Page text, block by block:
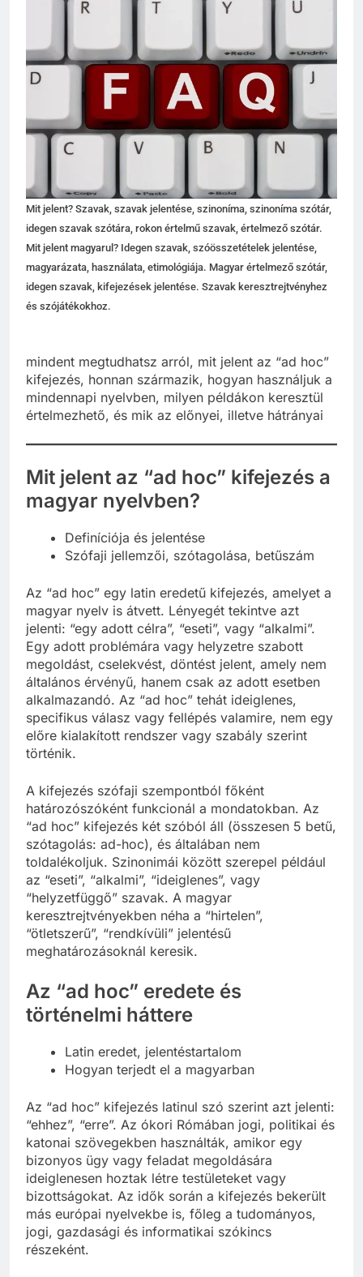
Mit jelent? Szavak, szavak jelentése, szinoníma, szinoníma szótár,
idegen szavak szótára, rokon értelmű szavak, értelmező szótár.
Mit jelent magyarul? Idegen szavak, szóösszetételek jelentése,
magyarázata, használata, etimológiája. Magyar értelmező szótár,
idegen szavak, kifejezések jelentése. Szavak keresztrejtvényhez
és szójátékokhoz.
mindent megtudhatsz arról, mit jelent az “ad hoc”
kifejezés, honnan származik, hogyan használjuk a
mindennapi nyelvben, milyen példákon keresztül
értelmezhető, és mik az előnyei, illetve hátrányai
Mit jelent az “ad hoc” kifejezés a
magyar nyelvben?
Definíciója és jelentése
Szófaji jellemzői, szótagolása, betűszám
Az “ad hoc” egy latin eredetű kifejezés, amelyet a
magyar nyelv is átvett. Lényegét tekintve azt
jelenti: “egy adott célra”, “eseti”, vagy “alkalmi”.
Egy adott problémára vagy helyzetre szabott
megoldást, cselekvést, döntést jelent, amely nem
általános érvényű, hanem csak az adott esetben
alkalmazandó. Az “ad hoc” tehát ideiglenes,
specifikus válasz vagy fellépés valamire, nem egy
előre kialakított rendszer vagy szabály szerint
történik.
A kifejezés szófaji szempontból főként
határozószóként funkcionál a mondatokban. Az
“ad hoc” kifejezés két szóból áll (összesen 5 betű,
szótagolás: ad-hoc), és általában nem
toldalékoljuk. Szinonimái között szerepel például
az “eseti”, “alkalmi”, “ideiglenes”, vagy
“helyzetfüggő” szavak. A magyar
keresztrejtvényekben néha a “hirtelen”,
“ötletszerű”, “rendkívüli” jelentésű
meghatározásoknál keresik.
Az “ad hoc” eredete és
történelmi háttere
Latin eredet, jelentéstartalom
Hogyan terjedt el a magyarban
Az “ad hoc” kifejezés latinul szó szerint azt jelenti:
“ehhez”, “erre”. Az ókori Rómában jogi, politikai és
katonai szövegekben használták, amikor egy
bizonyos ügy vagy feladat megoldására
ideiglenesen hoztak létre testületeket vagy
bizottságokat. Az idők során a kifejezés bekerült
más európai nyelvekbe is, főleg a tudományos,
jogi, gazdasági és informatikai szókincs
részeként.